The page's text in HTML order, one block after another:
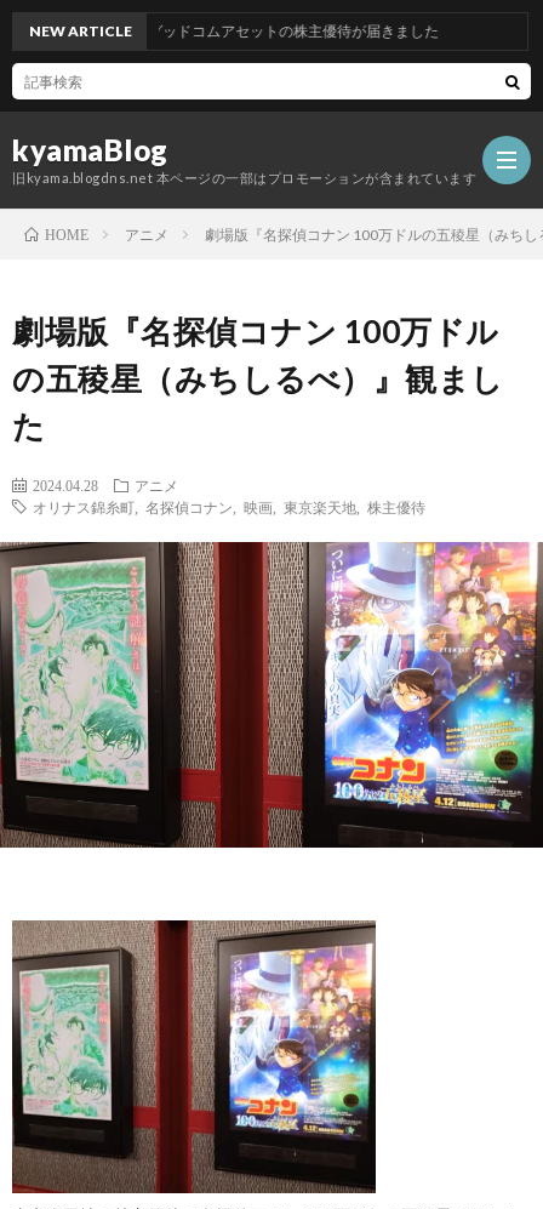
kyamaBlog
旧kyama.blogdns.net 本ページの一部はプロモーションが含まれています
NEW ARTICLEグッドコムアセットの株主優待が届きました
HOME アニメ 劇場版『名探偵コナン 100万ドルの五稜星（みち
劇場版『名探偵コナン 100万ドル
の五稜星（みちしるべ）』観まし
た
2024.04.28
アニメ
オリナス錦糸町
名探偵コナン 映画 東京楽天地 株主優待